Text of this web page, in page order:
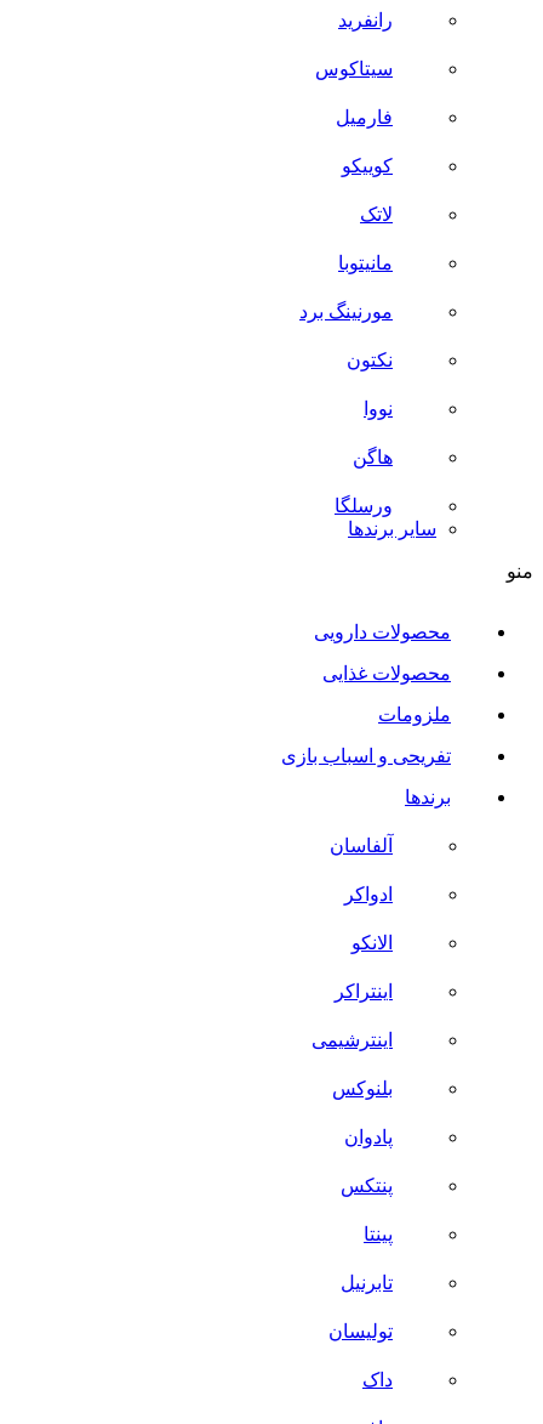
رانفرید
سیتاکوس
فارمیل
کوییکو
لاتک
مانیتوبا
مورنینگ برد
نکتون
نووا
هاگن
ورسلگا
سایر برند‌ها
منو
محصولات دارویی
محصولات غذایی
ملزومات
تفریحی و اسباب بازی
برندها
آلفاسان
ادواکر
الانکو
اینتراکر
اینترشیمی
بلنوکس
پادوان
پنتکس
پینتا
تابرنیل
تولیسان
داک